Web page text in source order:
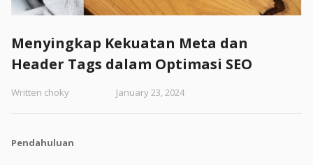
Menyingkap Kekuatan Meta dan
Header Tags dalam Optimasi SEO
Written choky January 23, 2024
Pendahuluan